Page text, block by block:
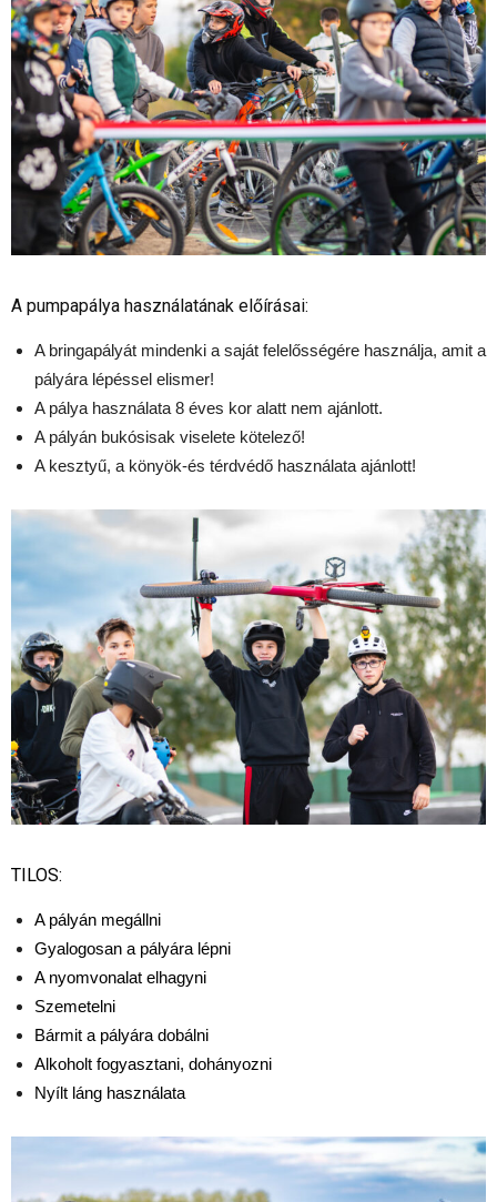
A pumpapálya használatának előírásai:
A bringapályát mindenki a saját felelősségére használja, amit a
pályára lépéssel elismer!
A pálya használata 8 éves kor alatt nem ajánlott.
A pályán bukósisak viselete kötelező!
A kesztyű, a könyök-és térdvédő használata ajánlott!
TILOS:
A pályán megállni
Gyalogosan a pályára lépni
A nyomvonalat elhagyni
Szemetelni
Bármit a pályára dobálni
Alkoholt fogyasztani, dohányozni
Nyílt láng használata